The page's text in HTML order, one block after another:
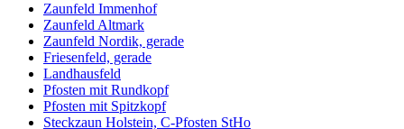
Zaunfeld Immenhof
Zaunfeld Altmark
Zaunfeld Nordik, gerade
Friesenfeld, gerade
Landhausfeld
Pfosten mit Rundkopf
Pfosten mit Spitzkopf
Steckzaun Holstein, C-Pfosten StHo